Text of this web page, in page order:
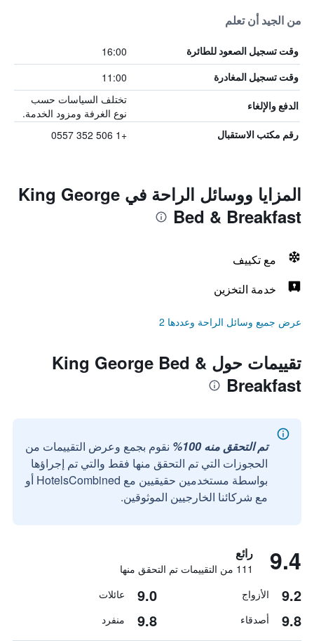
من الجيد أن تعلم
وقت تسجيل الصعود للطائرة 16:00
وقت تسجيل المغادرة 11:00
الدفع والإلغاء
تختلف السياسات حسب
نوع الغرفة ومزود الخدمة.
رقم مكتب الاستقبال +1 506 352 0557
المزايا ووسائل الراحة في King George
Bed & Breakfast
مع تكييف
خدمة التخزين
عرض جميع وسائل الراحة وعددها 2
تقييمات حول King George Bed &
Breakfast
تم التحقق منه 100%
نقوم بجمع وعرض التقييمات من
الحجوزات التي تم التحقق منها فقط والتي تم إجراؤها
بواسطة مستخدمين حقيقيين مع HotelsCombined أو
مع شركائنا الخارجيين الموثوقين.
9.4 رائع
111 من التقييمات تم التحقق منها
9.2 الأزواج 9.0 عائلات
9.8 أصدقاء 9.8 منفرد